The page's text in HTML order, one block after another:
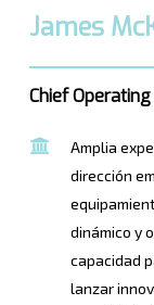
James
Chief
Amplia
dirección
dinámico y
capacidad
lanzar